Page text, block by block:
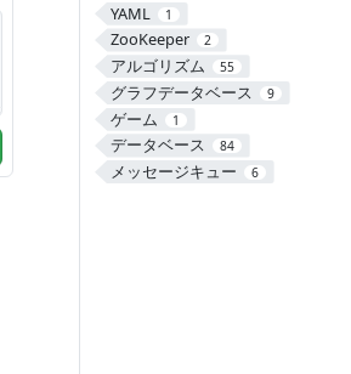
YAML 1
ZooKeeper 2
アルゴリズム 55
グラフデータベース 9
ゲーム 1
データベース 84
メッセージキュー 6